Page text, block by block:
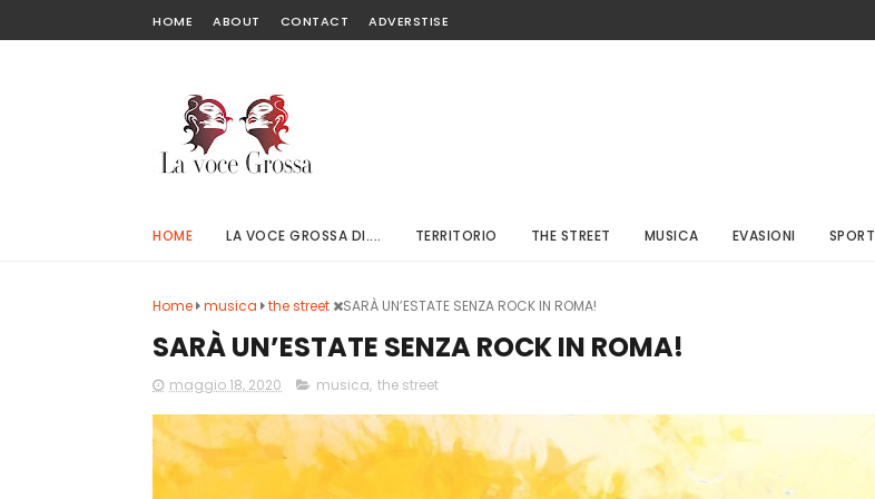
HOME ABOUT CONTACT ADVERSTISE
HOME LA VOCE GROSSA DI.... TERRITORIO THE STREET MUSICA EVASIONI SPORT
Home musica the street SARÀ UN’ESTATE SENZA ROCK IN ROMA!
SARÀ UN’ESTATE SENZA ROCK IN ROMA!
maggio 18, 2020 musica, the street